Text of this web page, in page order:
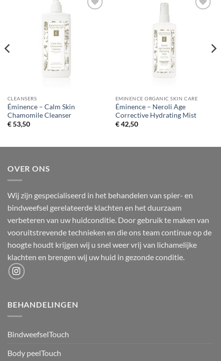
CLEANSERS
Éminence – Calm Skin
Chamomile Cleanser
€53,50
EMINENCE ORGANIC SKIN CARE
Éminence – Neroli Age
Corrective Hydrating Mist
€42,50
OVER ONS
Wij zijn gespecialiseerd in het behandelen van spier- en
bindweefsel gerelateerde klachten en het duurzaam
verbeteren van uw huidconditie. Door gebruik te maken van
vooruitstrevende technieken en die ons team continue op de
hoogte houdt krijgen wij u snel weer vrij van lichamelijke
klachten en brengen wij uw huid in gezonde conditie.
BEHANDELINGEN
BindweefselTouch
Body peelTouch